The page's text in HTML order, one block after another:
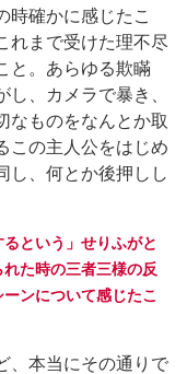
時確かに感じたこ
れまで受けた理不尽
と。あらゆる欺瞞
し、カメラで暴き、
なものをなんとか取
この主人公をはじめ
し、何とか後押しし
という」せりふがと
た時の三者三様の反
ンについて感じたこ
、本当にその通りで